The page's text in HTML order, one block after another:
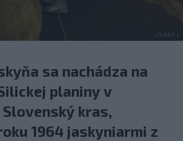
sa nachádza na
planiny v
kras,
1964 jaskyniarmi z